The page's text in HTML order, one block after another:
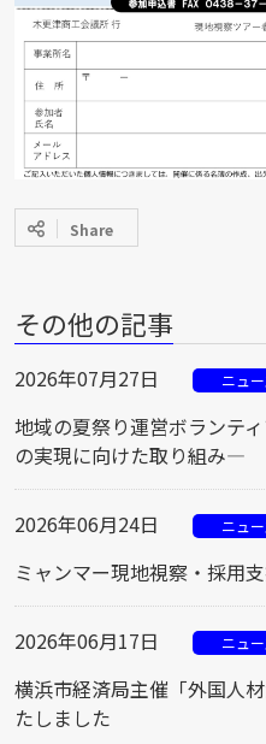
Share
その他の記事
2026年07月27日 ニュー
地域の夏祭り運営ボランテ
の実現に向けた取り組み―
2026年06月24日 ニュー
ミャンマー現地視察・採用
2026年06月17日 ニュー
横浜市経済局主催「外国人
たしました